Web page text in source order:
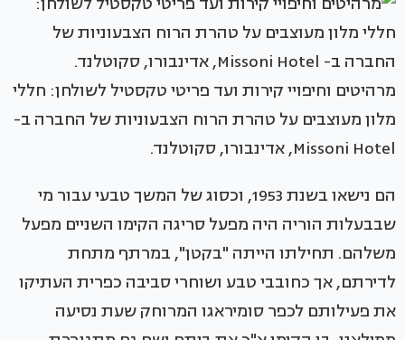
מרהיטים וחיפויי קירות ועד פריטי טקסטיל לשולחן: חללי
מלון מעוצבים על טהרת הרוח הצבעוניות של החברה ב-
Missoni Hotel, אדינבורו, סקוטלנד.
הם נישאו בשנת 1953, וכסוג של המשך טבעי עבור מי
שבבעלות הוריה היה מפעל סריגה הקימו השניים מפעל
משלהם. תחילתו הייתה "בקטן", במרתף מתחת
לדירתם, אך כחובבי טבע ושוחרי סביבה כפרית העתיקו
את פעילותם לכפר סומיראגו המרוחק שעת נסיעה